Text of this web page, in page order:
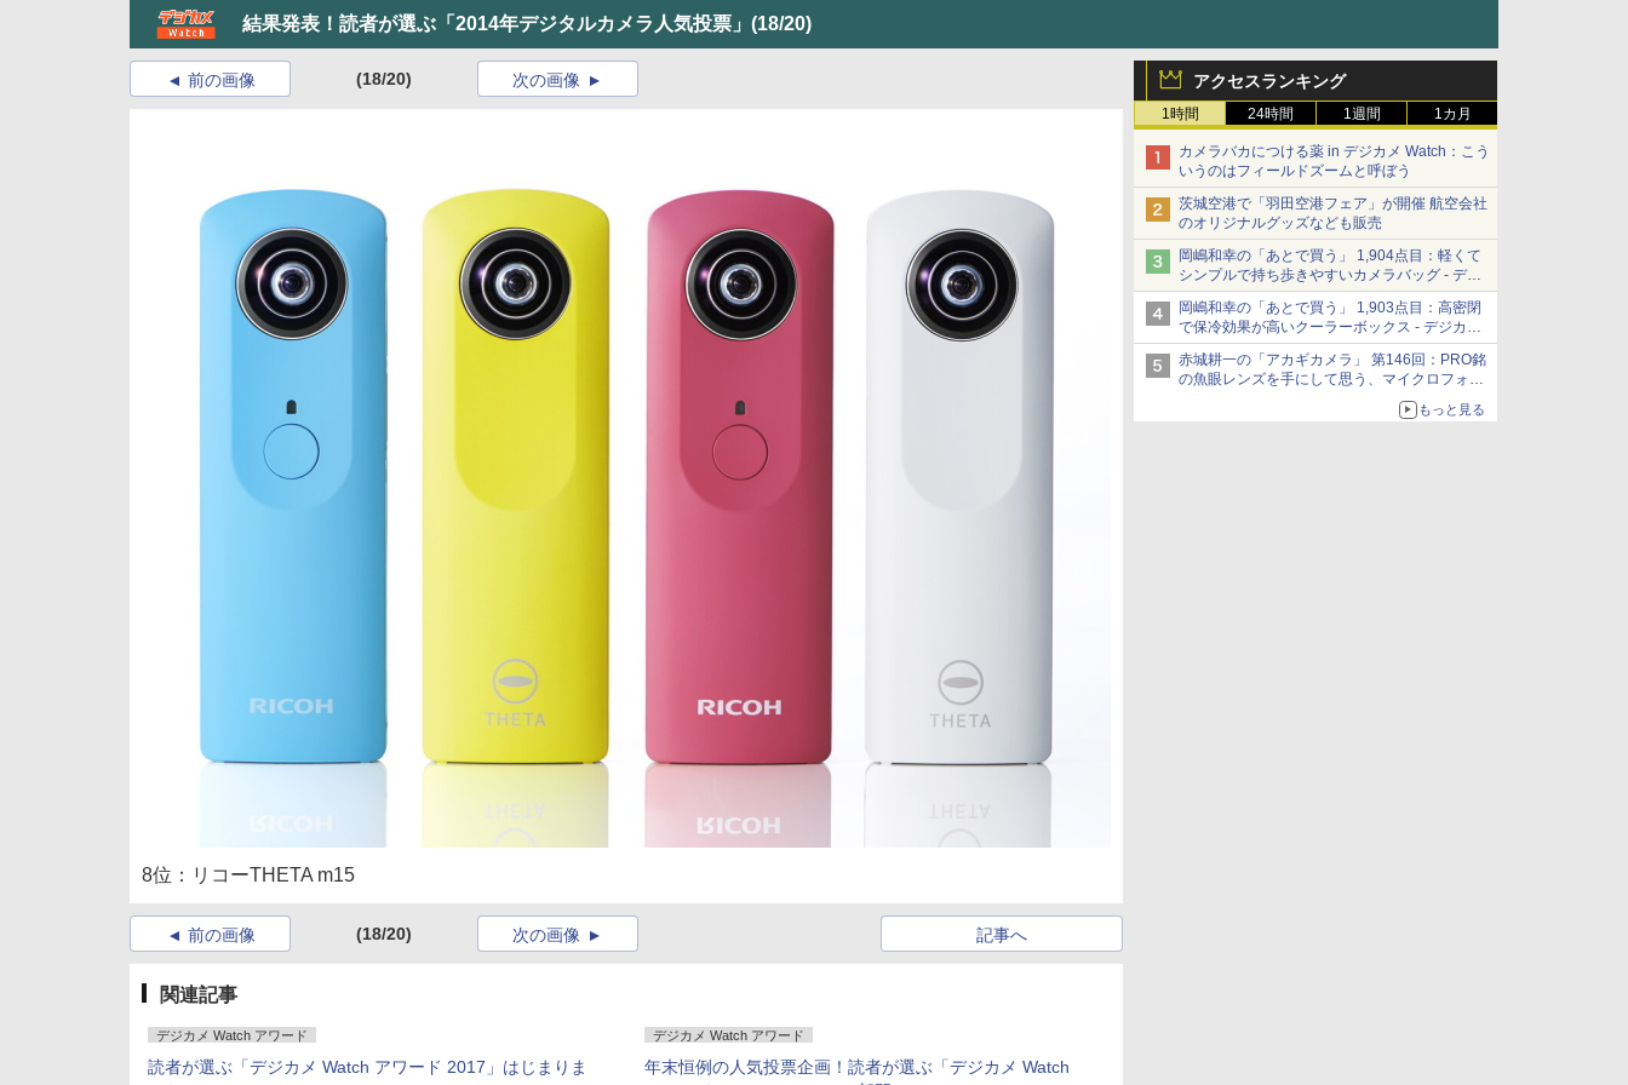
結果発表！読者が選ぶ「2014年デジタルカメラ人気投票」 (18/20)
アクセスランキング
1時間 24時間 1週間 1カ月
カメラバカにつける薬 in デジカメ Watch：こう
いうのはフィールドズームと呼ぼう
茨城空港で「羽田空港フェア」が開催 航空会社
のオリジナルグッズなども販売
岡嶋和幸の「あとで買う」 1,904点目：軽くて
シンプルで持ち歩きやすいカメラバッグ - デジ
カメ Watch
岡嶋和幸の「あとで買う」 1,903点目：高密閉
で保冷効果が高いクーラーボックス - デジカメ
Watch
赤城耕一の「アカギカメラ」 第146回：PRO銘
の魚眼レンズを手にして思う、マイクロフォー
もっと見る
前の画像 (18/20) 次の画像
8位：リコーTHETA m15
前の画像 (18/20) 記事へ
次の画像
関連記事
デジカメ Watch アワード
読者が選ぶ「デジカメ Watch アワード 2017」はじまりま
デジカメ Watch アワード
年末恒例の人気投票企画！読者が選ぶ「デジカメ Watch